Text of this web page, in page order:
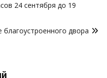
24 сентября до 19
двора